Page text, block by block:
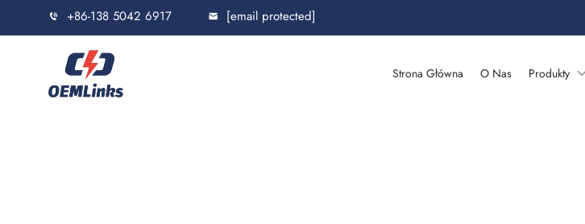
+86-138 5042 6917 [email protected]
Strona Główna O Nas Produkty